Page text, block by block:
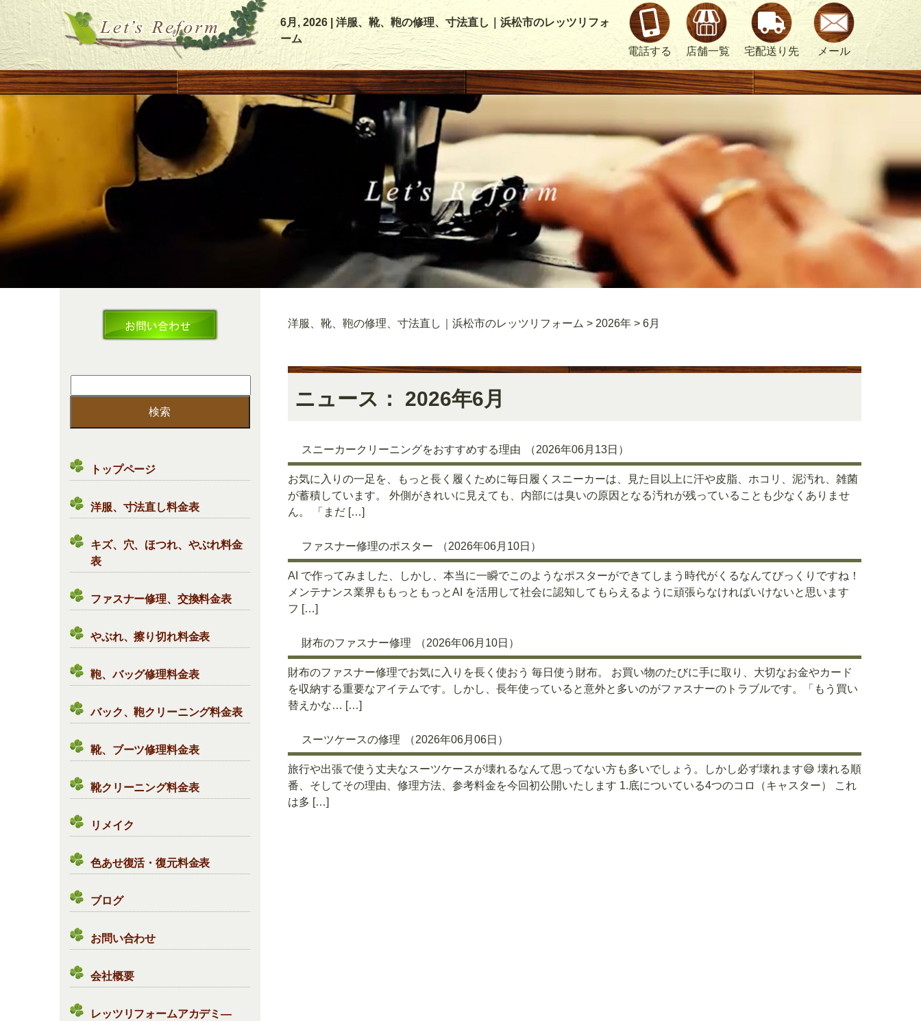
6月, 2026 | 洋服、靴、鞄の修理、寸法直し｜浜松市のレッツリフォ
ーム
電話する
店舗一覧 宅配送り先 メール
索:
トップページ
洋服、寸法直し料金表
キズ、穴、ほつれ、やぶれ料金
表
ファスナー修理、交換料金表
やぶれ、擦り切れ料金表
鞄、バッグ修理料金表
バック、鞄クリーニング料金表
靴、ブーツ修理料金表
靴クリーニング料金表
リメイク
色あせ復活・復元料金表
ブログ
お問い合わせ
会社概要
レッツリフォームアカデミ―
洋服、靴、鞄の修理、寸法直し｜浜松市のレッツリフォーム > 2026年> 6月
ニュース： 2026年6月
スニーカークリーニングをおすすめする理由 （2026年06月13日）
お気に入りの一足を、もっと長く履くために毎日履くスニーカーは、見た目以上に汗や皮脂、ホコリ、泥汚れ、雑菌
が蓄積しています。 外側がきれいに見えても、内部には臭いの原因となる汚れが残っていることも少なくありませ
ん。 「まだ […]
ファスナー修理のポスター （2026年06月10日）
AI で作ってみました、しかし、本当に一瞬でこのようなポスターができてしまう時代がくるなんてびっくりですね！
メンテナンス業界ももっともっとAI を活用して社会に認知してもらえるように頑張らなければいけないと思います
フ […]
財布のファスナー修理 （2026年06月10日）
財布のファスナー修理でお気に入りを長く使おう 毎日使う財布。 お買い物のたびに手に取り、大切なお金やカード
を収納する重要なアイテムです。しかし、長年使っていると意外と多いのがファスナーのトラブルです。「もう買い
替えかな… […]
スーツケースの修理 （2026年06月06日）
旅行や出張で使う丈夫なスーツケースが壊れるなんて思ってない方も多いでしょう。しかし必ず壊れます😅 壊れる順
番、そしてその理由、修理方法、参考料金を今回初公開いたします 1.底についている4つのコロ（キャスター） これ
は多 […]